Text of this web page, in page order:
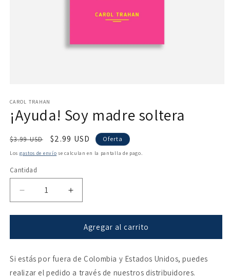
multimedia
en
una
modal
CAROL TRAHAN
¡Ayuda! Soy madre soltera
Precio
habitual
$3.99 USD
Precio
de
$2.99 USD Oferta
Los gastos de envío se calculan en la pantalla de pago.
Cantidad
Reducir
cantidad
para
Soy
soltera
Aumentar
cantidad
para
¡Ayuda!
Soy
soltera
Agregar al carrito
Si estás por fuera de Colombia y Estados Unidos, puedes
realizar el pedido a través de nuestros distribuidores.